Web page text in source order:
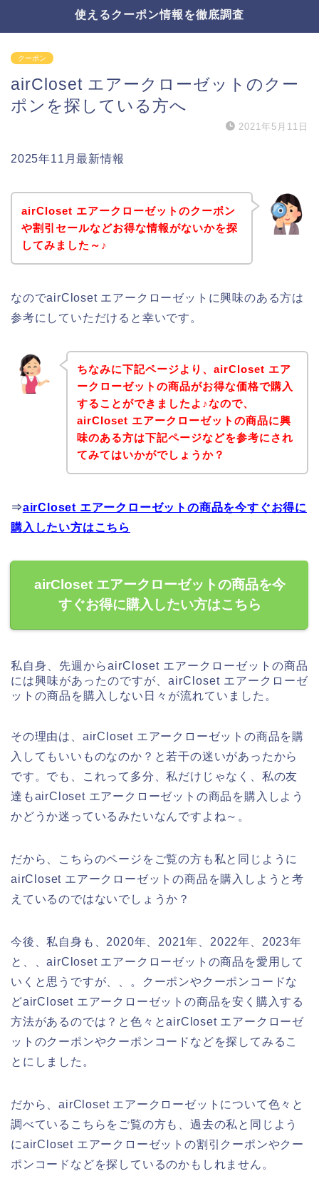
使えるクーポン情報を徹底調査
クーポン
airCloset エアークローゼットのクー
ポンを探している方へ
2021年5月11日
2025年11月最新情報
airCloset エアークローゼットのクーポン
や割引セールなどお得な情報がないかを探
してみました～♪
なのでairCloset エアークローゼットに興味のある方は
参考にしていただけると幸いです。
ちなみに下記ページより、airCloset エア
ークローゼットの商品がお得な価格で購入
することができましたよ♪なので、
airCloset エアークローゼットの商品に興
味のある方は下記ページなどを参考にされ
てみてはいかがでしょうか？
⇒airCloset エアークローゼットの商品を今すぐお得に
購入したい方はこちら
airCloset エアークローゼットの商品を今
すぐお得に購入したい方はこちら
私自身、先週からairCloset エアークローゼットの商品
には興味があったのですが、airCloset エアークローゼ
ットの商品を購入しない日々が流れていました。
その理由は、airCloset エアークローゼットの商品を購
入してもいいものなのか？と若干の迷いがあったから
です。でも、これって多分、私だけじゃなく、私の友
達もairCloset エアークローゼットの商品を購入しよう
かどうか迷っているみたいなんですよね～。
だから、こちらのページをご覧の方も私と同じように
airCloset エアークローゼットの商品を購入しようと考
えているのではないでしょうか？
今後、私自身も、2020年、2021年、2022年、2023年
と、、airCloset エアークローゼットの商品を愛用して
いくと思うですが、、。クーポンやクーポンコードな
どairCloset エアークローゼットの商品を安く購入する
方法があるのでは？と色々とairCloset エアークローゼ
ットのクーポンやクーポンコードなどを探してみるこ
とにしました。
だから、airCloset エアークローゼットについて色々と
調べているこちらをご覧の方も、過去の私と同じよう
にairCloset エアークローゼットの割引クーポンやクー
ポンコードなどを探しているのかもしれません。